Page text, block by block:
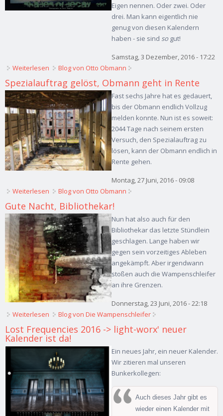
Eigen nennen. Oder zwei. Oder
drei. Man kann eigentlich nie
genug von diesen Kalendern
haben - sie sind so gut!
Samstag, 3 Dezember, 2016 - 17:22
Weiterlesen über Shades of Decay 2017 -> light-worx' neuer Kalender
ist da!
Blog von Otto Obmann
Spezialauftrag gelöst, Obmann geht in Rente
Fast sechs Jahre hat es gedauert,
bis der Obmann endlich Vollzug
melden konnte. Nun ist es soweit:
2044 Tage nach seinem ersten
Versuch, den Spezialauftrag zu
lösen, kann der Obmann endlich in
Rente gehen.
Montag, 27 Juni, 2016 - 09:08
Weiterlesen über Spezialauftrag gelöst, Obmann geht in Rente
Blog von Otto Obmann
Gute Nacht, Bibliothekar!
Nun hat also auch für den
Bibliothekar das letzte Stündlein
geschlagen. Lange haben wir
gegen sein vorzeitiges Ableben
angekämpft. Aber irgendwann
stoßen auch die Wampenschleifer
an ihre Grenzen.
Donnerstag, 23 Juni, 2016 - 22:18
Weiterlesen über Gute Nacht, Bibliothekar!
Blog von Die Wampenschleifer
Lost Frequencies 2016 -> light-worx' neuer
Kalender ist da!
Ein neues Jahr, ein neuer Kalender.
Wir zitieren mal unseren
Bunkerkollegen:
Auch dieses Jahr gibt es
wieder einen Kalender mit